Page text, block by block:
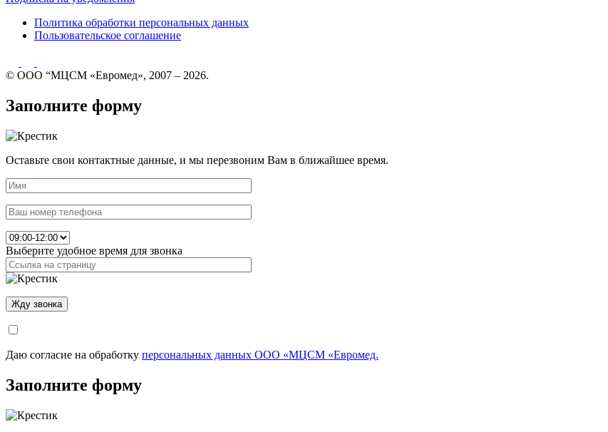
Политика обработки персональных данных
Пользовательское соглашение
© ООО “МЦСМ «Евромед», 2007 – 2026.
Заполните форму
Оставьте свои контактные данные, и мы перезвоним Вам в ближайшее время.
Выберите удобное время для звонка
Даю согласие на обработку персональных данных ООО «МЦСМ «Евромед.
Заполните форму